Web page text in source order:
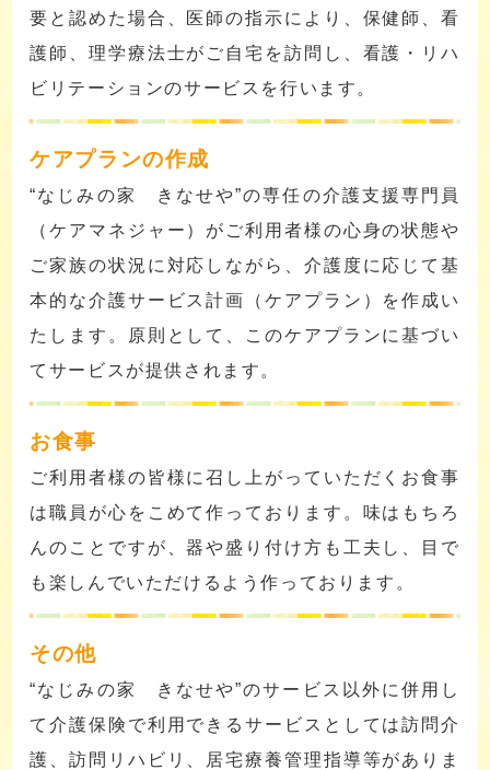
要と認めた場合、医師の指示により、保健師、看
護師、理学療法士がご自宅を訪問し、看護・リハ
ビリテーションのサービスを行います。
ケアプランの作成
“なじみの家 きなせや”の専任の介護支援専門員
（ケアマネジャー）がご利用者様の心身の状態や
ご家族の状況に対応しながら、介護度に応じて基
本的な介護サービス計画（ケアプラン）を作成い
たします。原則として、このケアプランに基づい
てサービスが提供されます。
お食事
ご利用者様の皆様に召し上がっていただくお食事
は職員が心をこめて作っております。味はもちろ
んのことですが、器や盛り付け方も工夫し、目で
も楽しんでいただけるよう作っております。
その他
“なじみの家 きなせや”のサービス以外に併用し
て介護保険で利用できるサービスとしては訪問介
護、訪問リハビリ、居宅療養管理指導等がありま